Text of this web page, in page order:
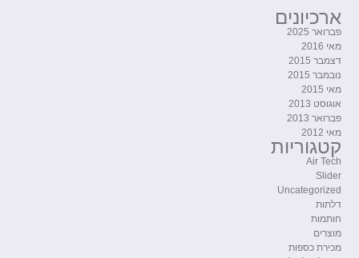
ארכיונים
פברואר 2025
מאי 2016
דצמבר 2015
נובמבר 2015
מאי 2015
אוגוסט 2013
פברואר 2013
מאי 2012
קטגוריות
Air Tech
Slider
Uncategorized
דלתות
חותמות
מוצרים
מכירת כספות